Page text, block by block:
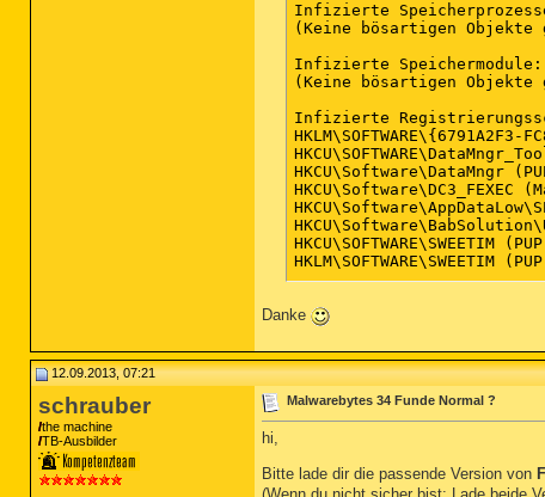
Infizierte
(Keine bösartigen Objekte
Infizierte
(Keine bösartigen Objekte
Infizierte
HKCU\Software\DataMngr
Infizierte Dateiobjekte
(Keine bösartigen Objekte
Infizierte Verzeichnisse:
Danke
12.09.2013, 07:21
schrauber
the machine
TB-Ausbilder
Malwarebytes 34 Funde Normal ?
hi,
Bitte lade dir die passende Version von